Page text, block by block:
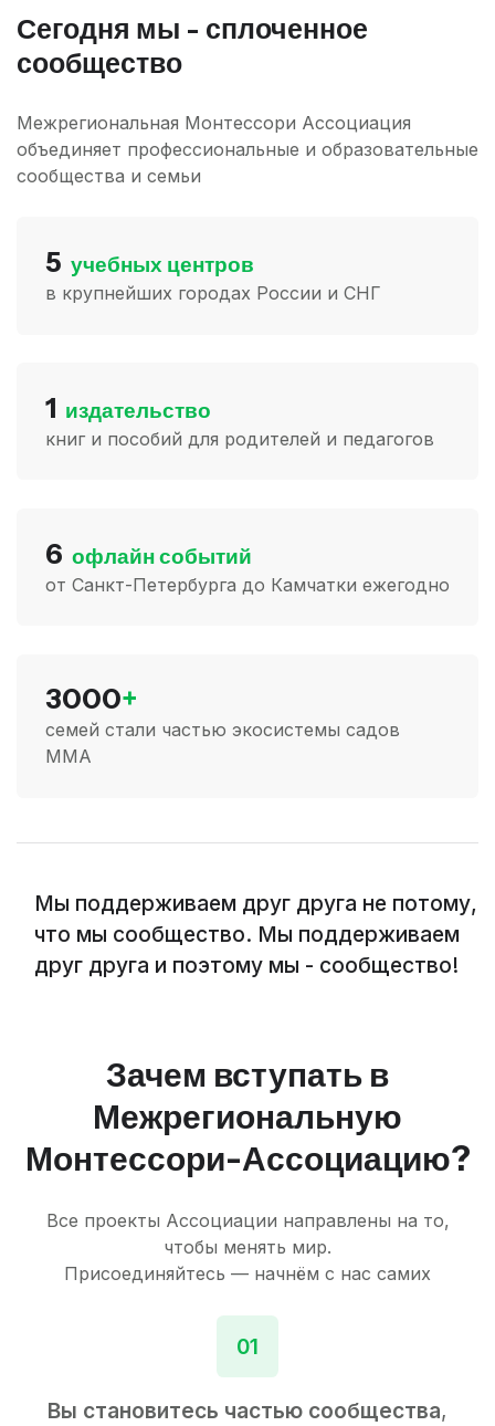
Сегодня мы - сплоченное
сообщество
Межрегиональная Монтессори Ассоциация
объединяет профессиональные и образовательные
сообщества и семьи
5 учебных центров
в крупнейших городах России и СНГ
1 издательство
книг и пособий для родителей и педагогов
6 офлайн событий
от Санкт-Петербурга до Камчатки ежегодно
3000+
семей стали частью экосистемы садов
ММА
Мы поддерживаем друг друга не потому,
что мы сообщество. Мы поддерживаем
друг друга и поэтому мы - сообщество!
Зачем вступать в
Межрегиональную
Монтессори-Ассоциацию?
Все проекты Ассоциации направлены на то,
чтобы менять мир.
Присоединяйтесь — начнём с нас самих
01
Вы становитесь частью сообщества,